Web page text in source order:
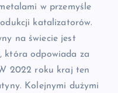
w przemyśle
katalizatorów.
na świecie jest
, która odpowiada za
2022 roku kraj ten
Kolejnymi dużymi